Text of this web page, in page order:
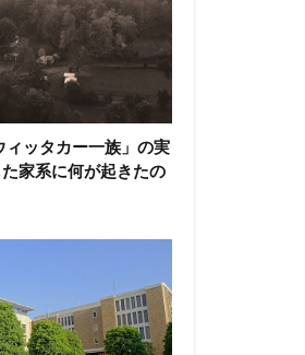
ッタカー一族」の実
家系に何が起きたの